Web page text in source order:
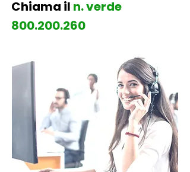
Chiama il n. verde
800.200.260